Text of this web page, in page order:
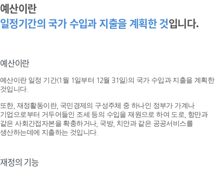
예산이란
일정기간의 국가 수입과 지출을 계획한 것입니다.
예산이란
예산이란 일정 기간(1월 1일부터 12월 31일)의 국가 수입과 지출을 계획한
것입니다.
또한, 재정활동이란, 국민경제의 구성주체 중 하나인 정부가 가계나
기업으로부터 거두어들인 조세 등의 수입을 재원으로 하여 도로, 항만과
같은 사회간접자본을 확충하거나, 국방, 치안과 같은 공공서비스를
생산하는데에 지출하는 것입니다.
재정의 기능